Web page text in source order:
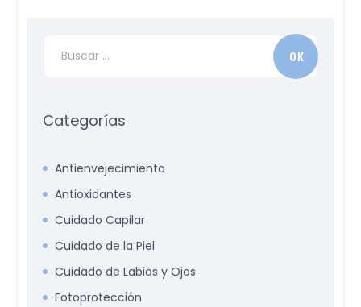
Categorías
Antienvejecimiento
Antioxidantes
Cuidado Capilar
Cuidado de la Piel
Cuidado de Labios y Ojos
Fotoprotección